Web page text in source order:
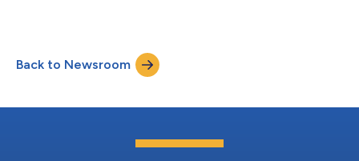
vytrvalosti a touze neustále překonávat sám sebe a své
řemeslo. Washington změnil svou kariérní dráhu, aby se mohl
věnovat dlouholeté, ale zapírané vášni pro...
Back to Newsroom